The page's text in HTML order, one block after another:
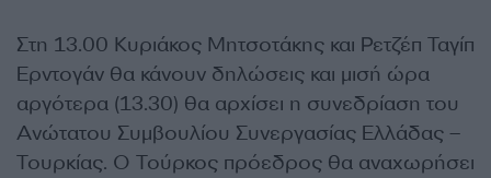
Στη 13.00 Κυριάκος Μητσοτάκης και Ρετζέπ Ταγίπ
Ερντογάν θα κάνουν δηλώσεις και μισή ώρα
αργότερα (13.30) θα αρχίσει η συνεδρίαση του
Ανώτατου Συμβουλίου Συνεργασίας Ελλάδας –
Τουρκίας. Ο Τούρκος πρόεδρος θα αναχωρήσει